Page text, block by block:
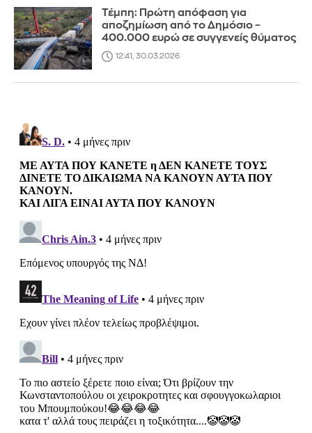
Τέμπη: Πρώτη απόφαση για
αποζημίωση από το Δημόσιο –
400.000 ευρώ σε συγγενείς θύματος
12:41, 30.03.2026